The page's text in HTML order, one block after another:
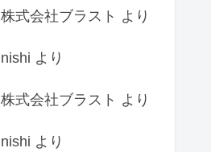
株式会社ブラスト より
nishi より
株式会社ブラスト より
nishi より